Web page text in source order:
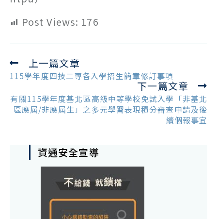
Post Views: 176
Read
more
上一篇文章
115學年度四技二專各入學招生簡章修訂事項
下一篇文章
有關115學年度基北區高級中等學校免試入學「非基北
區應屆/非應屆生」之多元學習表現積分審查申請及後
續個報事宜
資通安全宣導